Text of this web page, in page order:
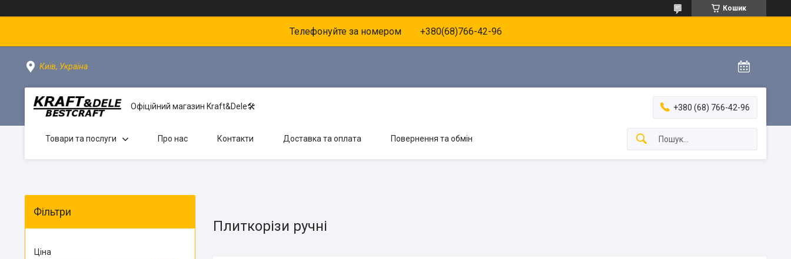
Кошик
Телефонуйте за номером +380(68)766-42-96
Київ, Україна
Офіційний магазин Kraft&Dele🛠 +380 (68) 766-42-96
Товари та послуги Про нас Контакти Доставка та оплата Повернення та обмін
Плиткорізи ручні
Фільтри
Ціна